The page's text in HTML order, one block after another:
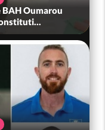
BAH Oumarou